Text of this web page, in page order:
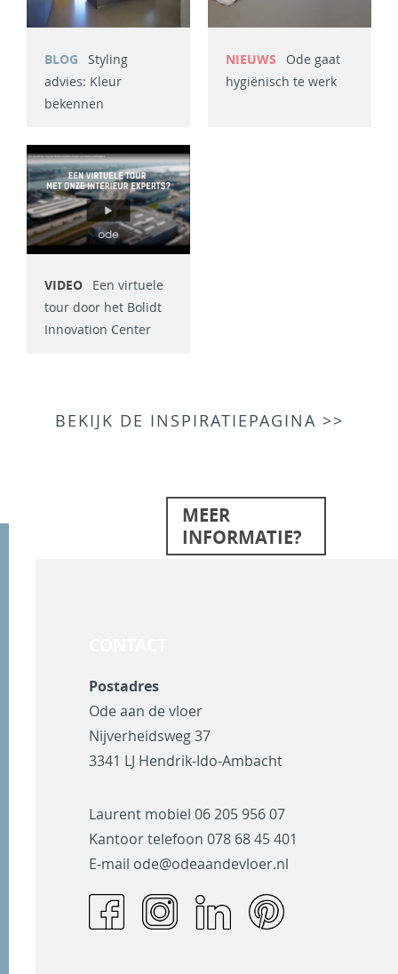
BLOG
Styling
advies: Kleur
bekennen
NIEUWS
Ode gaat
hygiënisch te werk
VIDEO
Een virtuele
tour door het Bolidt
Innovation Center
BEKIJK DE INSPIRATIEPAGINA >>
MEER
INFORMATIE?
Postadres
Ode aan de vloer
Nijverheidsweg 37
3341 LJ Hendrik-Ido-Ambacht
Laurent mobiel 06 205 956 07
Kantoor telefoon 078 68 45 401
E-mail ode@odeaandevloer.nl